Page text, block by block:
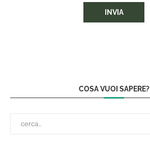
COSA VUOI SAPERE?